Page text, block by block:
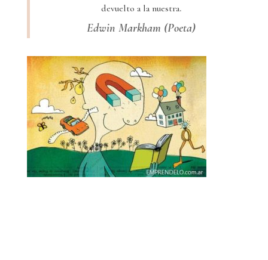
devuelto a la nuestra.
Edwin Markham (Poeta)